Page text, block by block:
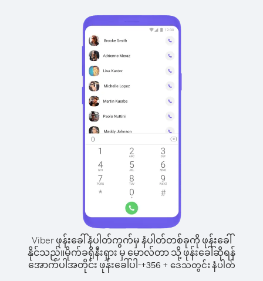
Viber ဖုန်းခေါ်နံပါတ်ကွက်မှ နံပါတ်တစ်ခုကို ဖုန်းခေါ်
နိုင်သည်။မိုက်ခရိုနီးရှား မှ မောလ်တာ သို့ ဖုန်းခေါ်ဆိုရန်
အောက်ပါအတိုင်း ဖုန်းခေါ်ပါ-+356 + ဒေသတွင်း နံပါတ်